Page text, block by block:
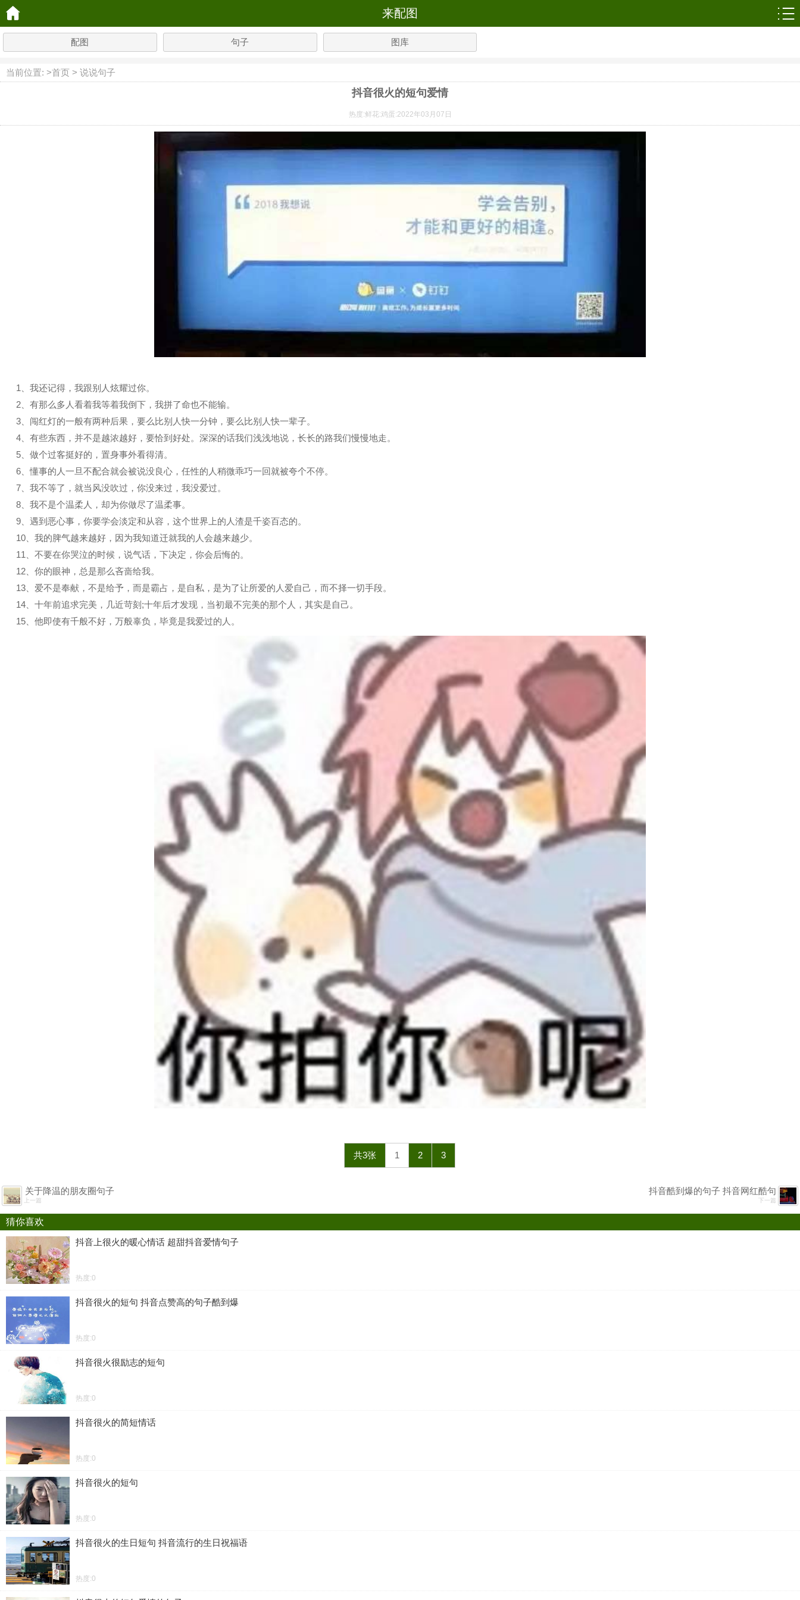
来配图
配图 句子 图库
当前位置: >首页 > 说说句子
抖音很火的短句爱情
热度:鲜花:鸡蛋:2022年03月07日
1、我还记得，我跟别人炫耀过你。
2、有那么多人看着我等着我倒下，我拼了命也不能输。
3、闯红灯的一般有两种后果，要么比别人快一分钟，要么比别人快一辈子。
4、有些东西，并不是越浓越好，要恰到好处。深深的话我们浅浅地说，长长的路我们慢慢地走。
5、做个过客挺好的，置身事外看得清。
6、懂事的人一旦不配合就会被说没良心，任性的人稍微乖巧一回就被夸个不停。
7、我不等了，就当风没吹过，你没来过，我没爱过。
8、我不是个温柔人，却为你做尽了温柔事。
9、遇到恶心事，你要学会淡定和从容，这个世界上的人渣是千姿百态的。
10、我的脾气越来越好，因为我知道迁就我的人会越来越少。
11、不要在你哭泣的时候，说气话，下决定，你会后悔的。
12、你的眼神，总是那么吝啬给我。
13、爱不是奉献，不是给予，而是霸占，是自私，是为了让所爱的人爱自己，而不择一切手段。
14、十年前追求完美，几近苛刻;十年后才发现，当初最不完美的那个人，其实是自己。
15、他即使有千般不好，万般辜负，毕竟是我爱过的人。
共3张 1 2 3
关于降温的朋友圈句子
上一篇
抖音酷到爆的句子 抖音网红酷句
下一篇
猜你喜欢
抖音上很火的暖心情话 超甜抖音爱情句子
热度:0
抖音很火的短句 抖音点赞高的句子酷到爆
热度:0
抖音很火很励志的短句
热度:0
抖音很火的简短情话
热度:0
抖音很火的短句
热度:0
抖音很火的生日短句 抖音流行的生日祝福语
热度:0